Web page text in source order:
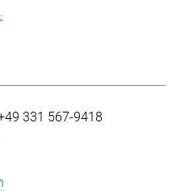
331 567-9418